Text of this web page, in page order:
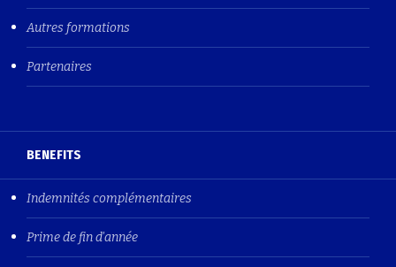
Autres formations
Partenaires
BENEFITS
Indemnités complémentaires
Prime de fin d'année